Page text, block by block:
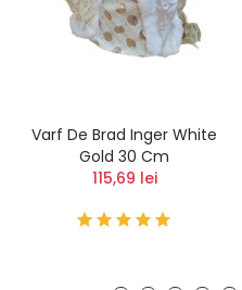
Varf De Brad Inger White
Gold 30 Cm
115,69 lei